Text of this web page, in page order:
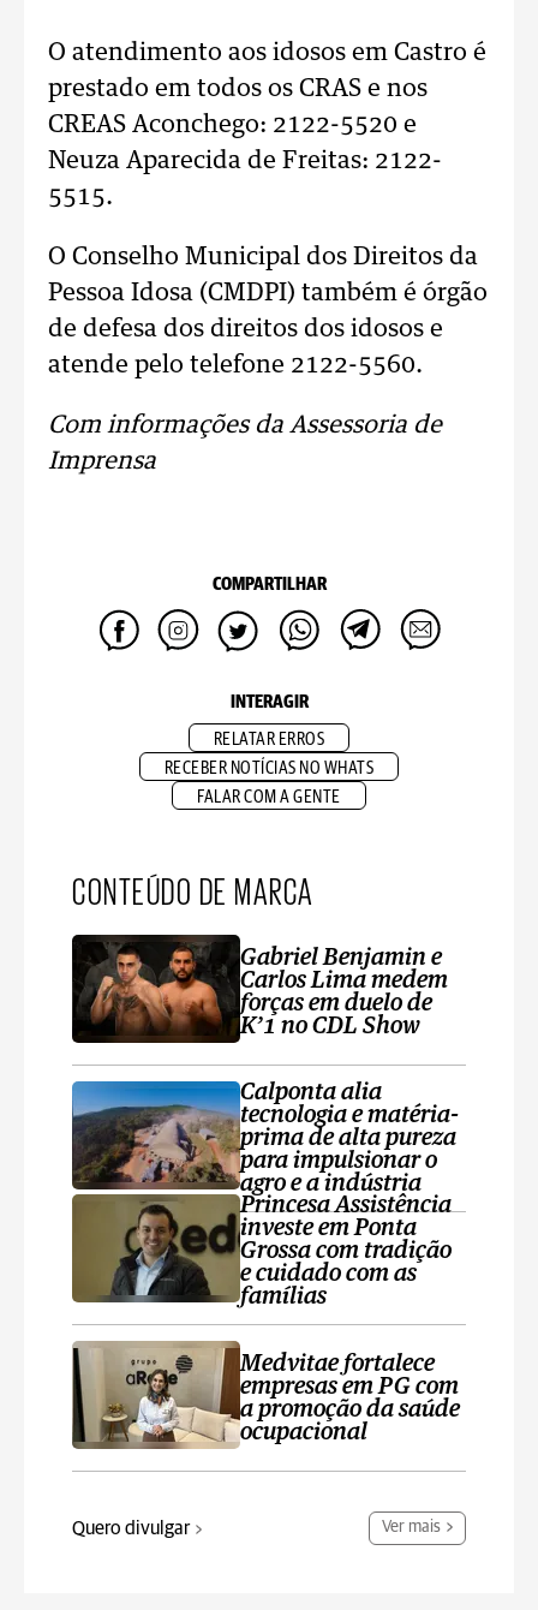
O atendimento aos idosos em Castro é
prestado em todos os CRAS e nos
CREAS Aconchego: 2122-5520 e
Neuza Aparecida de Freitas: 2122-
5515.
O Conselho Municipal dos Direitos da
Pessoa Idosa (CMDPI) também é órgão
de defesa dos direitos dos idosos e
atende pelo telefone 2122-5560.
Com informações da Assessoria de
Imprensa
COMPARTILHAR
INTERAGIR
RELATAR ERROS
RECEBER NOTÍCIAS NO WHATS
FALAR COM A GENTE
CONTEÚDO DE MARCA
Gabriel Benjamin e
Carlos Lima medem
forças em duelo de
K’1 no CDL Show
Calponta alia
tecnologia e matéria-
prima de alta pureza
para impulsionar o
agro e a indústria
Princesa Assistência
investe em Ponta
Grossa com tradição
e cuidado com as
famílias
Medvitae fortalece
empresas em PG com
a promoção da saúde
ocupacional
Quero divulgar Ver mais